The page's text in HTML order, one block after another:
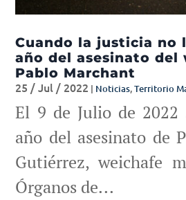
Cuando la justicia no
año del asesinato del
Pablo Marchant
25 / Jul / 2022 | Noticias,Territorio
El 9 de Julio de
año del asesinato de
Gutiérrez, weichafe
Órganos de...